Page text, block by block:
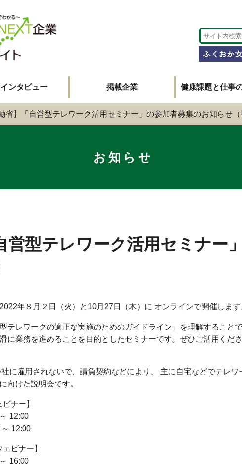
ンタビュー 掲載企業 健康課題と仕事
省】「自営型テレワーク活用セミナー」の参加者募集のお知らせ（
お知らせ
営型テレワーク活用セミナー
年８月２日（火）と10月27日（木）に オンラインで開催します
テレワークの適正な実施のためのガイドライン」を理解すること
に業務を進めることを目的としたセミナーです。ぜひご活用くださ
に雇用されないで、請負契約などにより、 主に自宅などでテレ
向けた説明会です。
ナー】
12:00
12:00
ビナー】
16:00